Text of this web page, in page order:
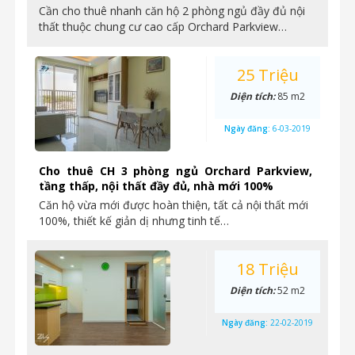
Cần cho thuê nhanh căn hộ 2 phòng ngủ đầy đủ nội
thất thuộc chung cư cao cấp Orchard Parkview…
Cho thuê CH 3 phòng ngủ Orchard Parkview,
tầng thấp, nội thất đầy đủ, nhà mới 100%
Căn hộ vừa mới được hoàn thiện, tất cả nội thất mới
100%, thiết kế giản dị nhưng tinh tế…
25 Triệu
Diện tích:85 m2
Ngày đăng: 6-03-2019
18 Triệu
Diện tích:52 m2
Ngày đăng: 22-02-2019